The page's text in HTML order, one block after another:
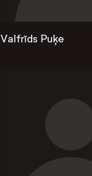
Valfrīds Puķe